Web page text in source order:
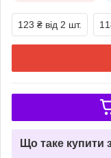
123 ₴ від 2 шт.
Що таке купити